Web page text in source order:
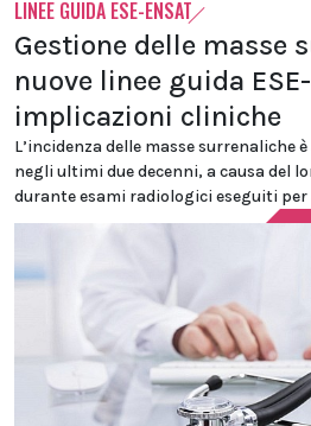
LINEE GUIDA ESE-ENSAT
Gestione delle masse
nuove linee guida
implicazioni cliniche
L’incidenza delle masse surrenaliche
negli ultimi due decenni, a causa del
durante esami radiologici eseguiti